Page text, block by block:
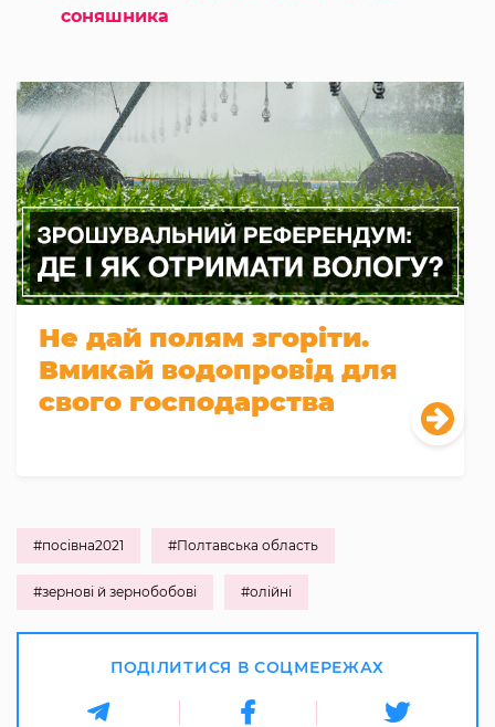
соняшника
Не дай полям згоріти.
Вмикай водопровід для
свого господарства
#посівна2021 #Полтавська область
#зернові й зернобобові #олійні
ПОДІЛИТИСЯ В СОЦМЕРЕЖАХ